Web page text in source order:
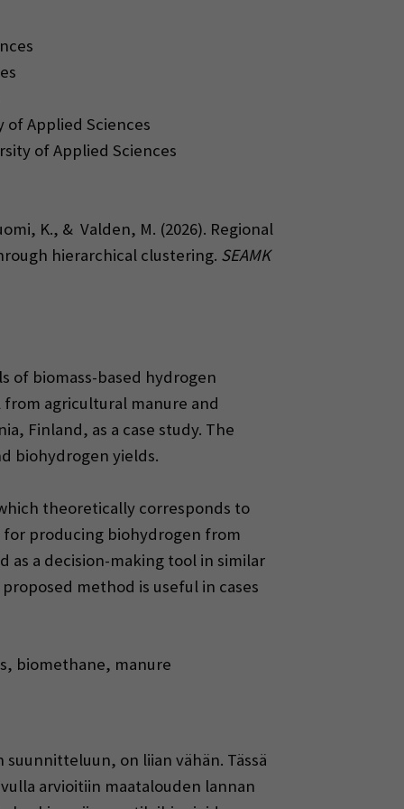
of Applied Sciences
of Applied Sciences
K., & Valden, M. (2026). Regional
hierarchical clustering. SEAMK
of biomass-based hydrogen
agricultural manure and
Finland, as a case study. The
biohydrogen yields.
theoretically corresponds to
for producing biohydrogen from
a decision-making tool in similar
method is useful in cases
biomethane, manure
on liian vähän. Tässä
arvioitiin maatalouden lannan